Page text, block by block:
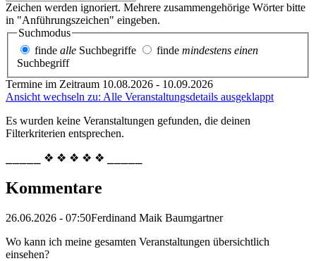
Zeichen werden ignoriert. Mehrere zusammengehörige Wörter bitte
in "Anführungszeichen" eingeben.
Suchmodus
finde alle Suchbegriffe finde mindestens einen
Suchbegriff
Termine im Zeitraum 10.08.2026 - 10.09.2026
Ansicht wechseln zu: Alle Veranstaltungsdetails ausgeklappt
Es wurden keine Veranstaltungen gefunden, die deinen
Filterkriterien entsprechen.
⎯⎯⎯⎯⎯ ❖ ❖ ❖ ❖ ❖ ⎯⎯⎯⎯⎯
Kommentare
26.06.2026 - 07:50Ferdinand Maik Baumgartner
Wo kann ich meine gesamten Veranstaltungen übersichtlich
einsehen?